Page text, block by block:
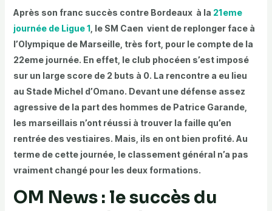
Après son franc succès contre Bordeaux à la 21eme
journée de Ligue 1, le SM Caen vient de replonger face à
l’Olympique de Marseille, très fort, pour le compte de la
22eme journée. En effet, le club phocéen s’est imposé
sur un large score de 2 buts à 0. La rencontre a eu lieu
au Stade Michel d’Omano. Devant une défense assez
agressive de la part des hommes de Patrice Garande,
les marseillais n’ont réussi à trouver la faille qu’en
rentrée des vestiaires. Mais, ils en ont bien profité. Au
terme de cette journée, le classement général n’a pas
vraiment changé pour les deux formations.
OM News : le succès du